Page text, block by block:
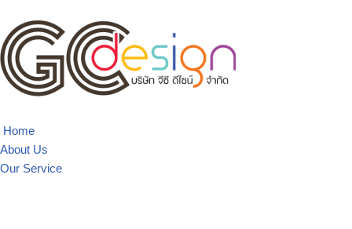
Skip
to
content
Home
About Us
Our Service